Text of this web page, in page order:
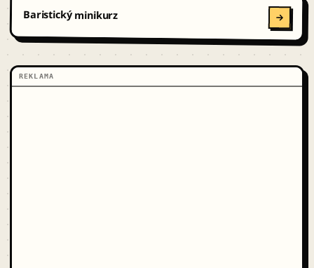
Baristický minikurz
REKLAMA